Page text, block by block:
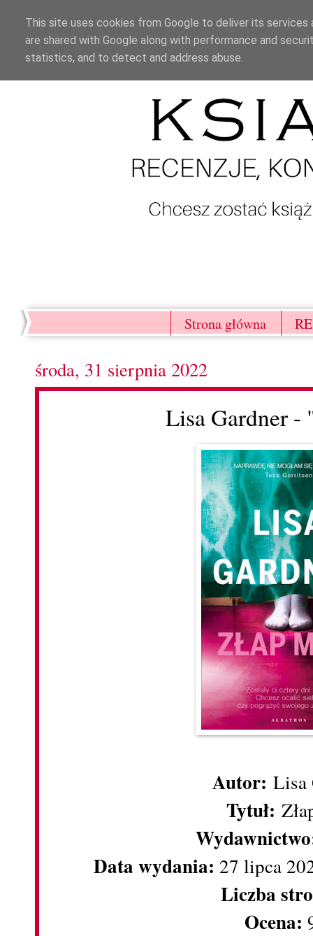
Strona główna
środa, 31 sierpnia 2022
Lisa Gardner -
Autor: Lisa
Tytuł:
Data wydania: 27 lipca
Liczba
Ocena:
This site uses cookies from Google to deliver its
are shared with Google along with performance and
statistics, and to detect and address abuse.